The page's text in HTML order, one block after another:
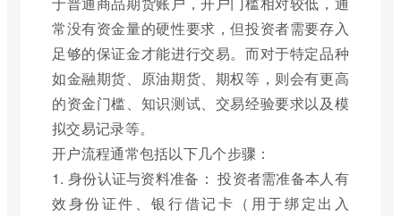
常没有资金量的硬性要求，但投资者需要存入
足够的保证金才能进行交易。而对于特定品种
如金融期货、原油期货、期权等，则会有更高
的资金门槛、知识测试、交易经验要求以及模
拟交易记录等。
开户流程通常包括以下几个步骤：
1. 身份认证与资料准备： 投资者需准备本人有
效身份证件、银行借记卡（用于绑定出入